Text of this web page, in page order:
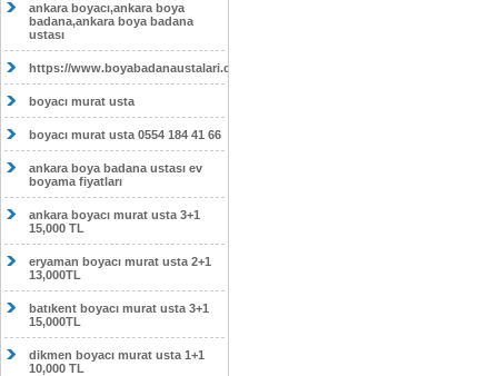
ankara boyacı,ankara boya
badana,ankara boya badana
ustası
https://www.boyabadanaustalari.com/
boyacı murat usta
boyacı murat usta 0554 184 41 66
ankara boya badana ustası ev
boyama fiyatları
ankara boyacı murat usta 3+1
15,000 TL
eryaman boyacı murat usta 2+1
13,000TL
batıkent boyacı murat usta 3+1
15,000TL
dikmen boyacı murat usta 1+1
10,000 TL